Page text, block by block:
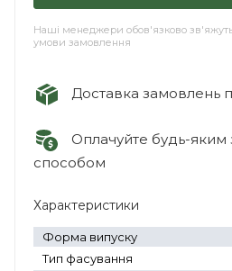
Наші менеджери обов'язково
умови замовлення
Доставка замовлень
Оплачуйте будь-яким
способом
Характеристики
Форма випуску
Тип фасування